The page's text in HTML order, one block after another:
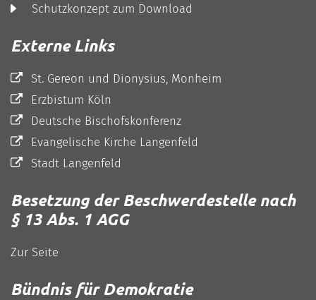
Schutzkonzept zum Download
Externe Links
St. Gereon und Dionysius, Monheim
Erzbistum Köln
Deutsche Bischofskonferenz
Evangelische Kirche Langenfeld
Stadt Langenfeld
Besetzung der Beschwerdestelle nach
§ 13 Abs. 1 AGG
Zur Seite
Bündnis für Demokratie